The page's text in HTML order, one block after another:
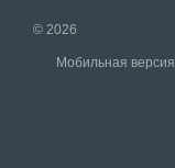
© 2026
Мобильная версия